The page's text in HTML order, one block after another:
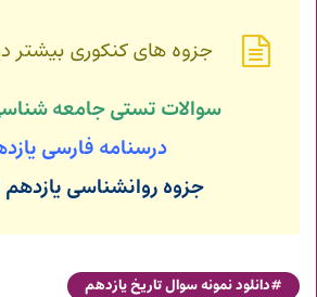
جزوه های کنکوری بیشتر
سوالات تستی جامعه
درسنامه فارسی
جزوه روانشناسی یازدهم
دانلود نمونه سوال تاریخ یازدهم